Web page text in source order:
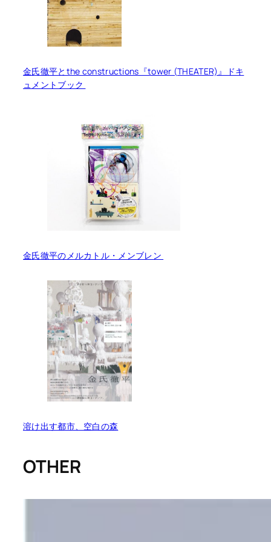
金氏徹平とthe constructions『tower (THEATER)』ドキ
ュメントブック
金氏徹平のメルカトル・メンブレン
溶け出す都市、空白の森
OTHER